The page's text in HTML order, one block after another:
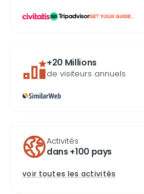
...
+20 Millions
de visiteurs annuels
Activités
dans +100 pays
voir toutes les activités